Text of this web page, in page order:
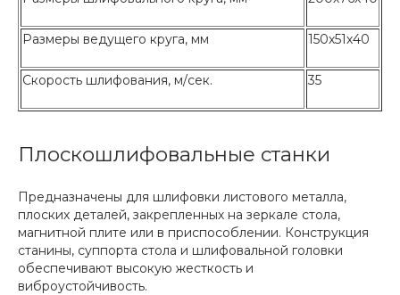
Размеры ведущего круга, мм 150х51х40
Скорость шлифования, м/сек. 35
Плоскошлифовальные станки
Предназначены для шлифовки листового металла,
плоских деталей, закрепленных на зеркале стола,
магнитной плите или в приспособлении. Конструкция
станины, суппорта стола и шлифовальной головки
обеспечивают высокую жесткость и
виброустойчивость.